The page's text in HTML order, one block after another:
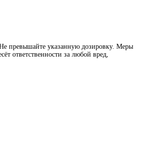
превышайте указанную дозировку. Меры
ответственности за любой вред,